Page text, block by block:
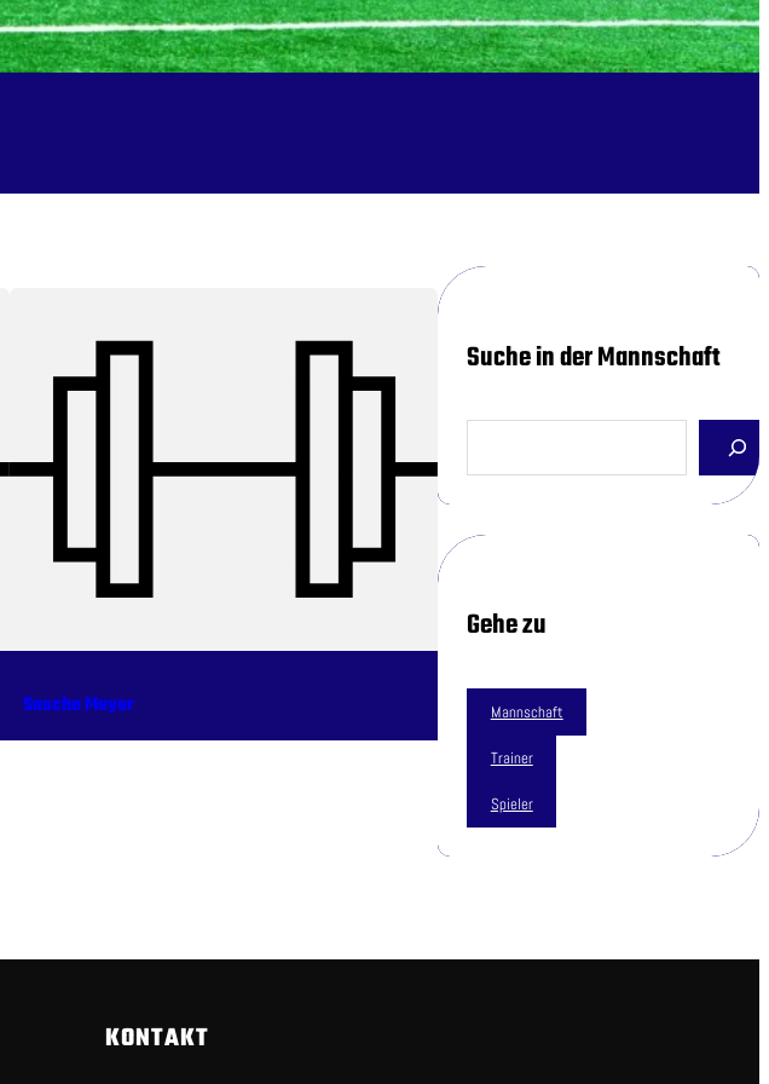
Sascha Meyer
Suche in der Mannschaft
a
h
Gehe zu
Mannschaft
Trainer
Spieler
KONTAKT